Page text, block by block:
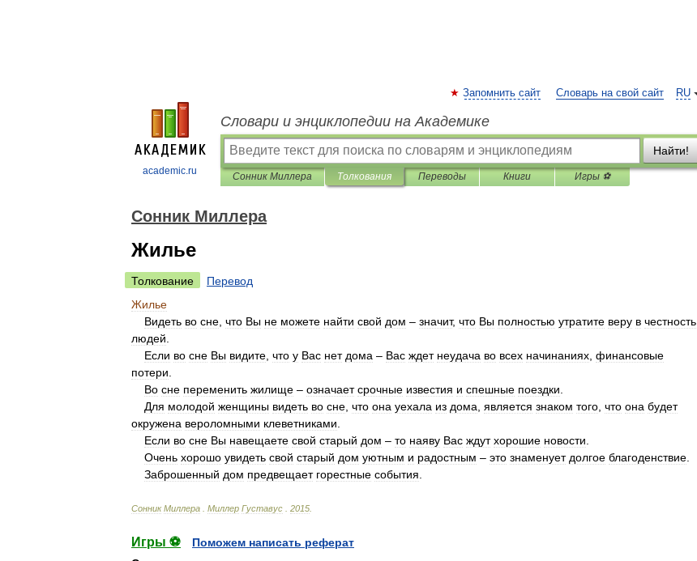
academic.ru
RU
Запомнить сайт Словарь на свой сайт
Словари и энциклопедии на Академике
Найти!
Сонник Миллера Толкования Переводы Книги Игры ⚽
Сонник Миллера
Жилье
Толкование
Перевод
Жилье
Видеть во сне что Вы не можете найти свой дом – значит, что Вы полностью утратите веру в честность
людей
Если во сне Вы видите что у Вас нет дома – Вас ждет неудача во всех начинаниях финансовые
потери
Во сне переменить жилище – означает срочные известия и спешные поездки
Для молодой женщины видеть во сне что она уехала из дома является знаком того что она будет
окружена вероломными клеветниками
Если во сне Вы навещаете свой старый дом – то наяву Вас ждут хорошие новости
Очень хорошо увидеть свой старый дом уютным и радостным – это знаменует долгое благоденствие
Заброшенный дом предвещает горестные события
Сонник Миллера Миллер Густавус 2015
Игры ⚽
Поможем написать реферат